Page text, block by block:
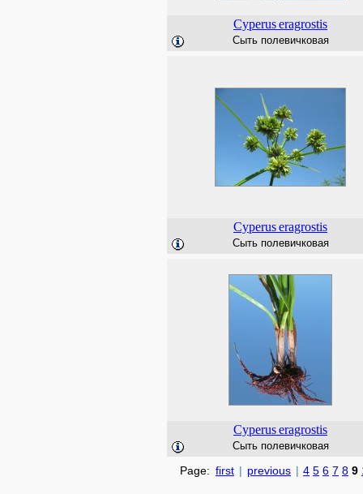
Cyperuseragrostis
Сыть полевичковая
Cyperuseragrostis
Сыть полевичковая
Cyperuseragrostis
Сыть полевичковая
Page: first | previous | 4 5 6 7 8 9